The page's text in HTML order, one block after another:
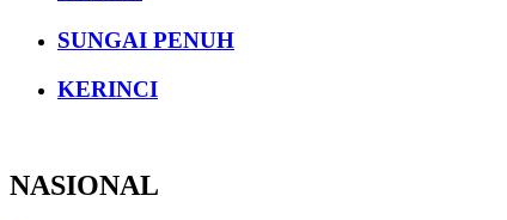
SUNGAI PENUH
KERINCI
NASIONAL